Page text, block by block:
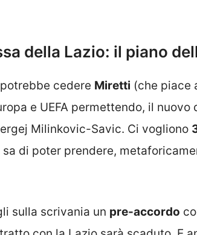
della Lazio: il piano
cedere Miretti (che piace
e UEFA permettendo, il nuovo
Milinkovic-Savic. Ci vogliono
sa di poter prendere,
sulla scrivania un pre-accordo